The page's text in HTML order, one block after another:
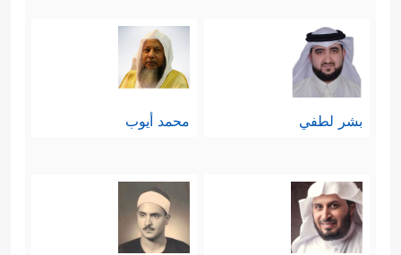
جَهَنَّمَ خَـٰلِدِینَ فِیهَاۖ فَبِئۡسَ مَثۡوَى ٱلۡمُتَكَبِّرِینَ﴾
بشر لطفي محمد أيوب